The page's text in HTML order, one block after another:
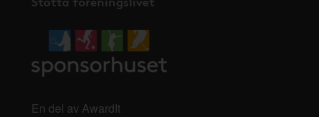
En del av AwardIt